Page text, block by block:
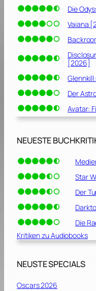
Die
Vaiana
[2026]
Der
Avatar:
NEUESTE
Star
Der
Die
Kritiken zu Audiobooks
NEUSTE SPECIALS
Oscars 2026